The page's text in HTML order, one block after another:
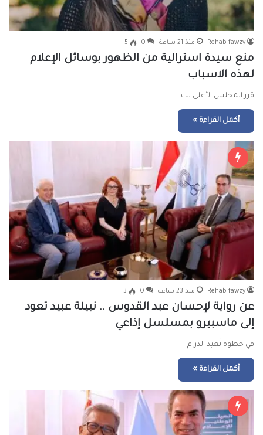
Rehab fawzy منذ 21 ساعة 0
5
منع سيدة استرالية من الظهور بوسائل الإعلام
لهذه الاسباب
قرر المجلس الأعلى لت
أكمل القراءة »
Rehab fawzy منذ 23 ساعة 0
3
عن رواية لإحسان عبد القدوس .. نبيلة عبيد تعود
إلى ماسبيرو بمسلسل إذاعي
في خطوة تُعيد الدرام
أكمل القراءة »